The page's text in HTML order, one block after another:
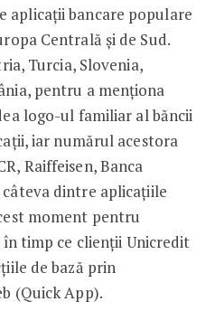
aplicații bancare populare
Centrală și de Sud.
Turcia, Slovenia,
pentru a menționa
logo-ul familiar al băncii
iar numărul acestora
Raiffeisen, Banca
dintre aplicațiile
moment pentru
timp ce clienții Unicredit
de bază prin
(Quick App).